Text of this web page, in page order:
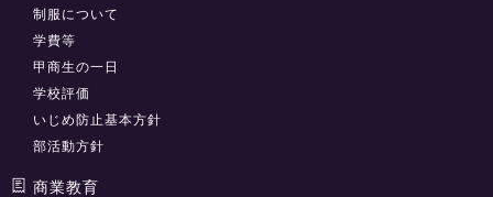
制服について
学費等
甲商生の一日
学校評価
いじめ防止基本方針
部活動方針
商業教育